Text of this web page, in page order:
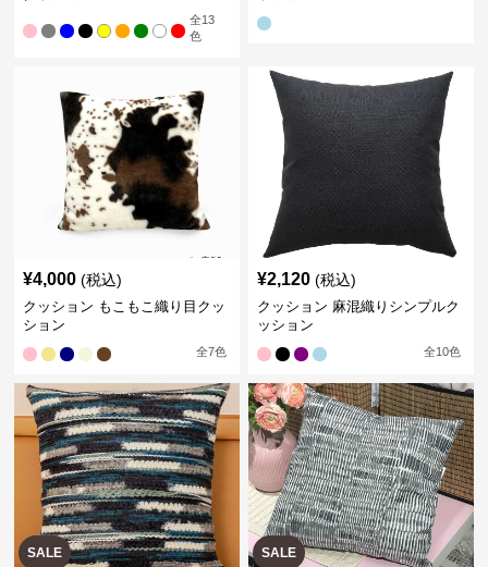
全13
色
¥4,000 (税込)
クッション もこもこ織り目クッ
ション
全7色
¥2,120 (税込)
クッション 麻混織りシンプルク
ッション
全10色
SALE SALE